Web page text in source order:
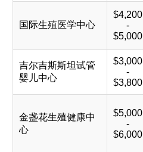
国际生殖医学中心
$4,200
-
$5,000
吉尔吉斯斯坦试管
婴儿中心
$3,000
-
$3,800
金盏花生殖健康中
心
$5,000
-
$6,000